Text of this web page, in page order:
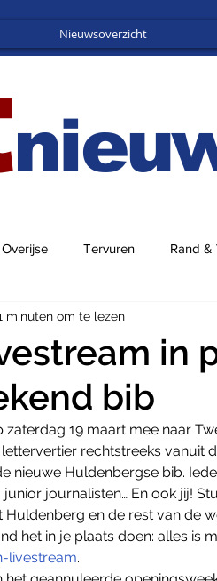
Nieuwsoverzicht
Overijse Tervuren Rand &
in
bib
minuten om te lezen
zaterdag 19 maart mee naar
rechtstreeks vanuit
nieuwe Huldenbergse bib.
journalisten… En ook jij!
en de rest van de
het in je plaats doen: alles is
livestream.